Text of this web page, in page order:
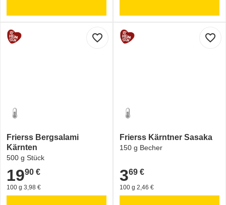
favorite_border
Frierss Bergsalami
Kärnten
500 g Stück
19,90 €
1990 €
100 g 3,98 €
favorite_border
Frierss Kärntner Sasaka
150 g Becher
3,69 €
369 €
100 g 2,46 €